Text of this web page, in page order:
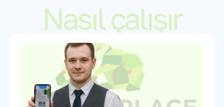
Nasıl çalışır